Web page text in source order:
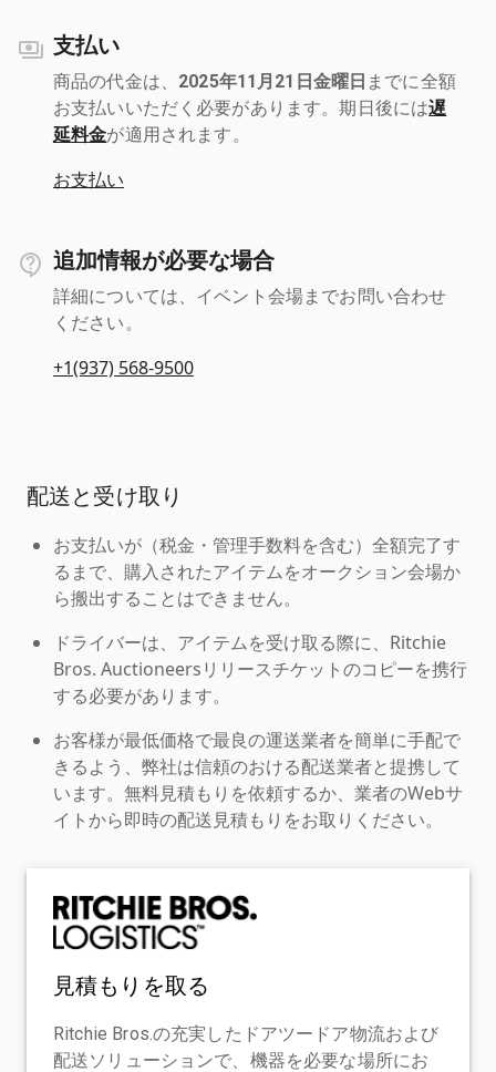
支払い
商品の代金は、 2025年11月21日金曜日 までに全額
お支払いいただく必要があります。期日後には遅
延料金が適用されます。
お支払い
追加情報が必要な場合
詳細については、イベント会場までお問い合わせ
ください。
+1(937) 568-9500
配送と受け取り
お支払いが（税金・管理手数料を含む）全額完了す
るまで、購入されたアイテムをオークション会場か
ら搬出することはできません。
ドライバーは、アイテムを受け取る際に、Ritchie
Bros. Auctioneersリリースチケットのコピーを携行
する必要があります。
お客様が最低価格で最良の運送業者を簡単に手配で
きるよう、弊社は信頼のおける配送業者と提携して
います。無料見積もりを依頼するか、業者のWebサ
イトから即時の配送見積もりをお取りください。
見積もりを取る
Ritchie Bros.の充実したドアツードア物流および
配送ソリューションで、機器を必要な場所にお